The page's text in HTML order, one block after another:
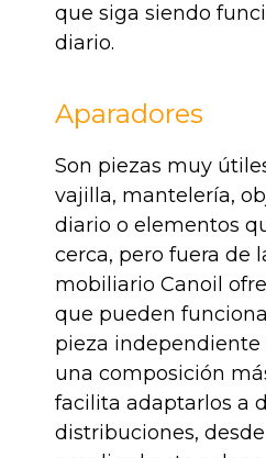
que siga siendo
diario.
Aparadores
Son piezas muy
vajilla, mantelería,
diario o elementos
cerca, pero fuera de
mobiliario Canoil
que pueden
pieza
una composición
facilita adaptarlos a
distribuciones,